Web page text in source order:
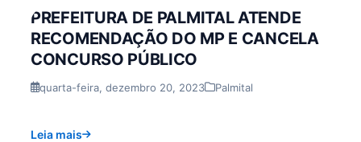
PREFEITURA DE PALMITAL ATENDE
RECOMENDAÇÃO DO MP E CANCELA
CONCURSO PÚBLICO
quarta-feira, dezembro 20, 2023 Palmital
Leia mais